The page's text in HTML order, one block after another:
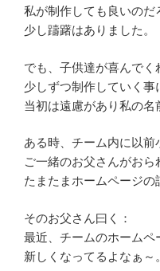
私が制作しても良いのだ
少し躊躇はありました。
でも、子供達が喜んでく
少しずつ制作していく事
当初は遠慮があり私の名
ある時、チーム内に以前
ご一緒のお父さんがおら
たまたまホームページの
そのお父さん曰く：
最近、チームのホームペ
新しくなってるよなぁ～。